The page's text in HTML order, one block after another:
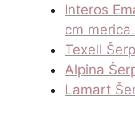
Interos
cm
Texell
Alpina
Lamart